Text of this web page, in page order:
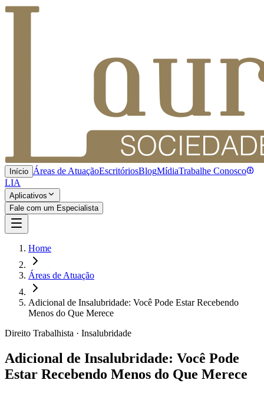
Início Áreas de AtuaçãoEscritóriosBlogMídiaTrabalhe Conosco
LIA
Aplicativos
Fale com um Especialista
Home
Áreas de Atuação
Adicional de Insalubridade: Você Pode Estar Recebendo
Menos do Que Merece
Direito Trabalhista · Insalubridade
Adicional de Insalubridade: Você Pode
Estar Recebendo Menos do Que Merece